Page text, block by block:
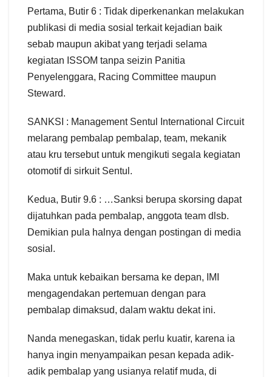
Pertama, Butir 6 : Tidak diperkenankan melakukan
publikasi di media sosial terkait kejadian baik
sebab maupun akibat yang terjadi selama
kegiatan ISSOM tanpa seizin Panitia
Penyelenggara, Racing Committee maupun
Steward.
SANKSI : Management Sentul International Circuit
melarang pembalap pembalap, team, mekanik
atau kru tersebut untuk mengikuti segala kegiatan
otomotif di sirkuit Sentul.
Kedua, Butir 9.6 : …Sanksi berupa skorsing dapat
dijatuhkan pada pembalap, anggota team dlsb.
Demikian pula halnya dengan postingan di media
sosial.
Maka untuk kebaikan bersama ke depan, IMI
mengagendakan pertemuan dengan para
pembalap dimaksud, dalam waktu dekat ini.
Nanda menegaskan, tidak perlu kuatir, karena ia
hanya ingin menyampaikan pesan kepada adik-
adik pembalap yang usianya relatif muda, di